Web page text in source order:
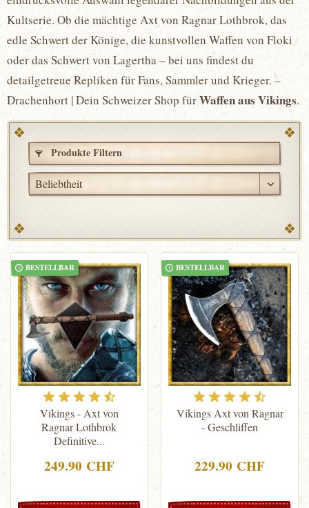
Kultserie. Ob die mächtige Axt von Ragnar Lothbrok, das
edle Schwert der Könige, die kunstvollen Waffen von Floki
oder das Schwert von Lagertha – bei uns findest du
detailgetreue Repliken für Fans, Sammler und Krieger. –
Drachenhort | Dein Schweizer Shop fürWaffen aus Vikings.
Produkte Filtern
BESTELLBAR
Vikings - Axt von
Ragnar Lothbrok
Definitive...
249.90 CHF
BESTELLBAR
Vikings Axt von Ragnar
- Geschliffen
229.90 CHF